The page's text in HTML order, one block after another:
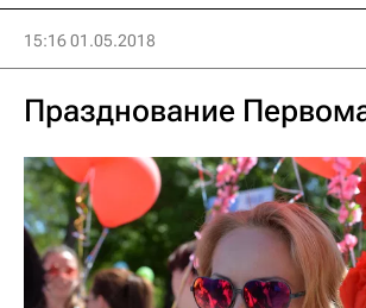
15:16 01.05.2018
Празднование